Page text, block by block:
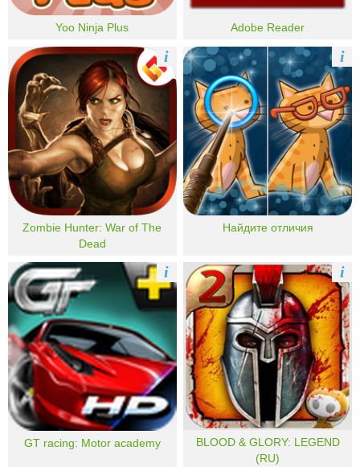
Yoo Ninja Plus Adobe Reader
Zombie Hunter: War of The
Dead
i
Найдите отличия
i
GT racing: Motor academy
i
BLOOD & GLORY: LEGEND
(RU)
i